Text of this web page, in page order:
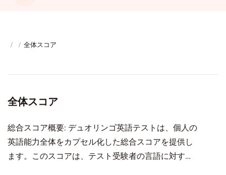
/ / 全体スコア
全体スコア
総合スコア概要: デュオリンゴ英語テストは、個人の
英語能力全体をカプセル化した総合スコアを提供し
ます。このスコアは、テスト受験者の言語に対する